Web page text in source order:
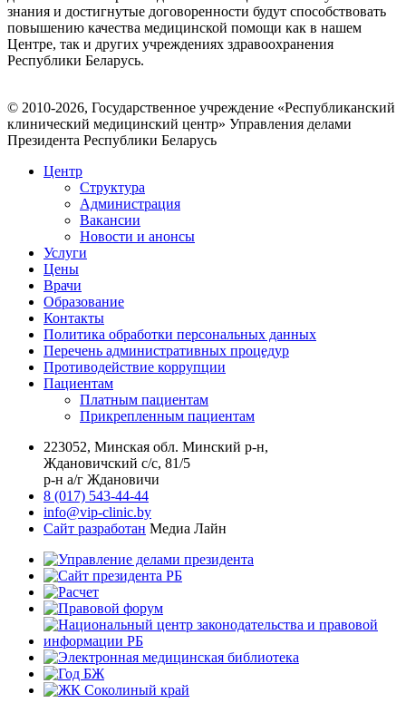
знания и достигнутые договоренности будут способствовать
повышению качества медицинской помощи как в нашем
Центре, так и других учреждениях здравоохранения
Республики Беларусь.
© 2010-2026, Государственное учреждение «Республиканский
клинический медицинский центр» Управления делами
Президента Республики Беларусь
Центр
Структура
Администрация
Вакансии
Новости и анонсы
Услуги
Цены
Врачи
Образование
Контакты
Политика обработки персональных данных
Перечень административных процедур
Противодействие коррупции
Пациентам
Платным пациентам
Прикрепленным пациентам
223052, Минская обл. Минский р-н,
Ждановичский с/с, 81/5
р-н а/г Ждановичи
8 (017) 543-44-44
info@vip-clinic.by
Сайт разработан Медиа Лайн